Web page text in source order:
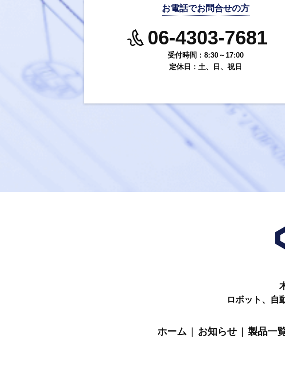
お電話でお問合せの方
06-4303-7681
受付時間：8:30～17:00
定休日：土、日、祝日
ロボット、自
ホーム お知らせ 製品一